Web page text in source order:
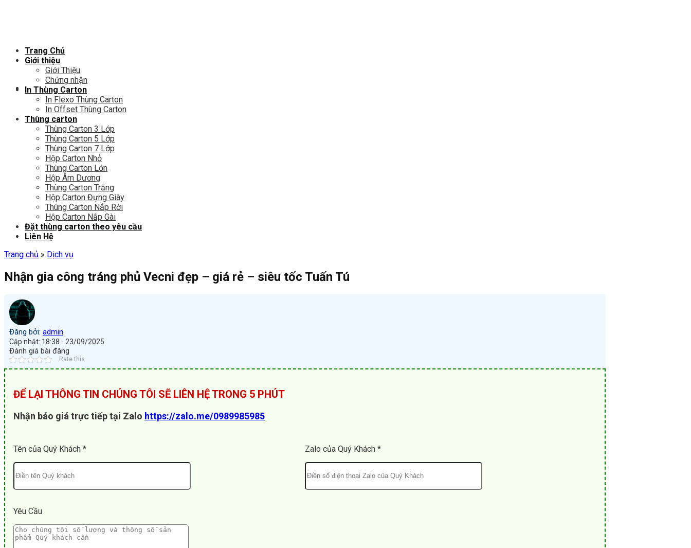
Trang Chủ
Giới thiệu
Giới Thiệu
Chứng nhận
In Thùng Carton
In Flexo Thùng Carton
In Offset Thùng Carton
Thùng carton
Thùng Carton 3 Lớp
Thùng Carton 5 Lớp
Thùng Carton 7 Lớp
Hộp Carton Nhỏ
Thùng Carton Lớn
Hộp Âm Dương
Thùng Carton Trắng
Hộp Carton Đựng Giày
Thùng Carton Nắp Rời
Hộp Carton Nắp Gài
Đặt thùng carton theo yêu cầu
Liên Hệ
Trang chủ » Dịch vụ
Nhận gia công tráng phủ Vecni đẹp – giá rẻ – siêu tốc Tuấn Tú
Đăng bởi: admin
Cập nhật: 18:38 - 23/09/2025
Đánh giá bài đăng
Rate this
ĐỂ LẠI THÔNG TIN CHÚNG TÔI SẼ LIÊN HỆ TRONG 5 PHÚT
Nhận báo giá trực tiếp tại Zalo https://zalo.me/0989985985
Tên của Quý Khách * Zalo của Quý Khách *
Yêu Cầu